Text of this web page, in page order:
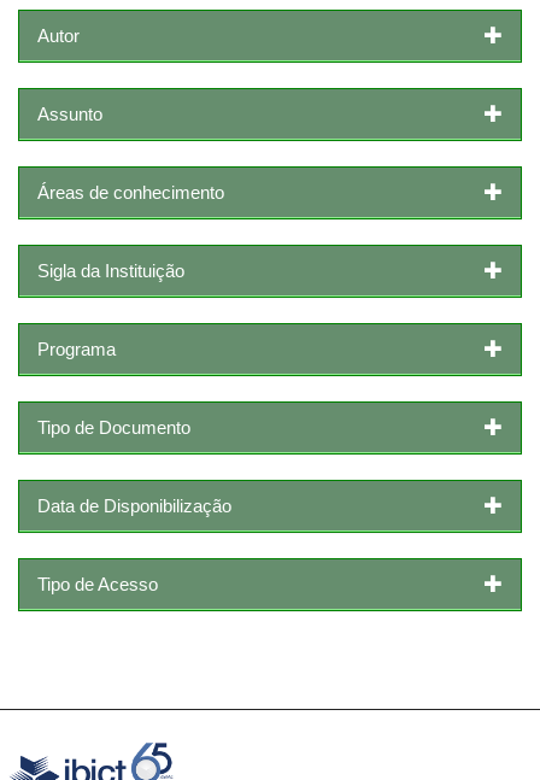
Autor
Assunto
Áreas de conhecimento
Sigla da Instituição
Programa
Tipo de Documento
Data de Disponibilização
Tipo de Acesso